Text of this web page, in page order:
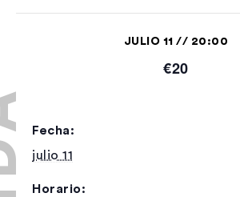
JULIO 11 // 20:00
€20
Fecha:
julio 11
Horario: